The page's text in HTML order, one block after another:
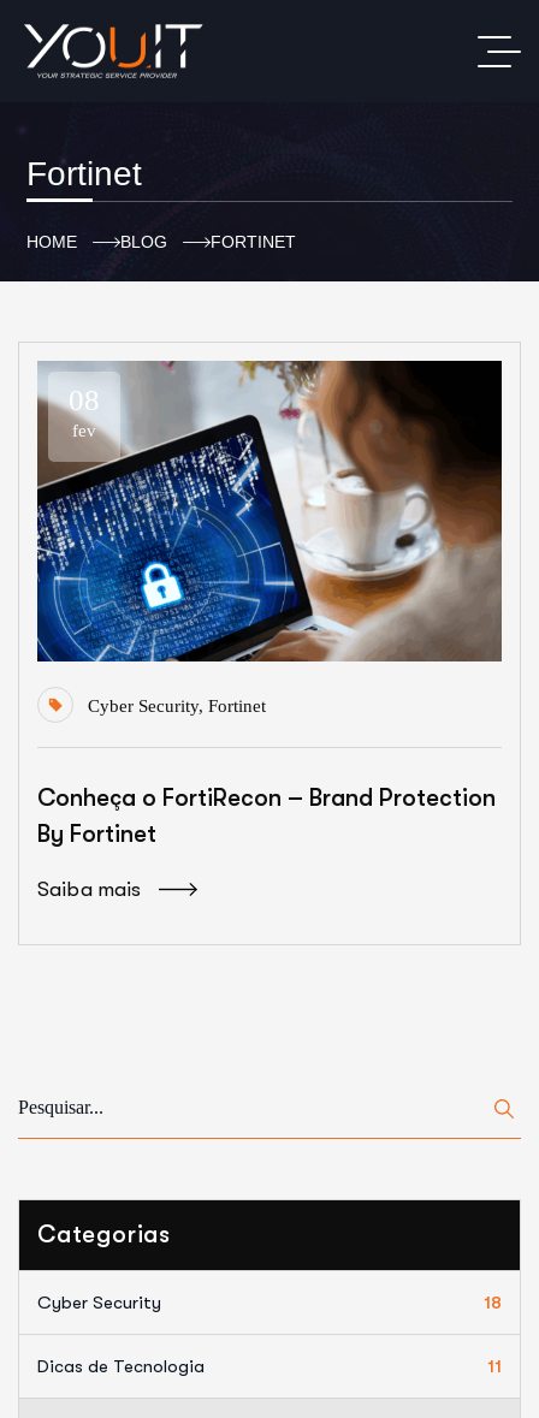
Fortinet
HOME BLOG FORTINET
08
fev
Cyber Security, Fortinet
Conheça o FortiRecon – Brand Protection
By Fortinet
Saiba mais
Categorias
Cyber Security 18
Dicas de Tecnologia 11